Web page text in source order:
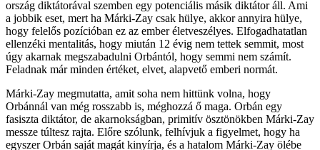
ország diktátorával szemben egy potenciális másik diktátor áll. Ami
a jobbik eset, mert ha Márki-Zay csak hülye, akkor annyira hülye,
hogy felelős pozícióban ez az ember életveszélyes. Elfogadhatatlan
ellenzéki mentalitás, hogy miután 12 évig nem tettek semmit, most
úgy akarnak megszabadulni Orbántól, hogy semmi nem számít.
Feladnak már minden értéket, elvet, alapvető emberi normát.
Márki-Zay megmutatta, amit soha nem hittünk volna, hogy
Orbánnál van még rosszabb is, méghozzá ő maga. Orbán egy
fasiszta diktátor, de akarnokságban, primitív ösztönökben Márki-Zay
messze túltesz rajta. Előre szólunk, felhívjuk a figyelmet, hogy ha
egyszer Orbán saját magát kinyírja, és a hatalom Márki-Zay ölébe